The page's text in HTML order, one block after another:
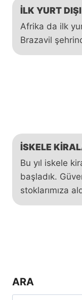
İLK YURT
Afrika da ilk
Brazavil
İSKELE
Bu yıl iskele
başladık.
stoklarımıza
ARA